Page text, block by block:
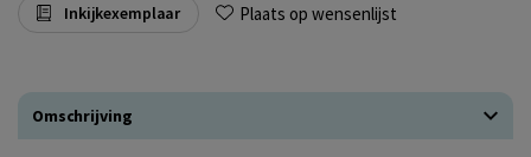
Inkijkexemplaar Plaats op wensenlijst
Omschrijving